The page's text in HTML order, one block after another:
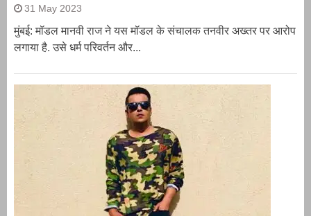
31 May 2023
मुंबई: मॉडल मानवी राज ने यस मॉडल के संचालक तनवीर अख्तर पर आरोप
लगाया है. उसे धर्म परिवर्तन और...